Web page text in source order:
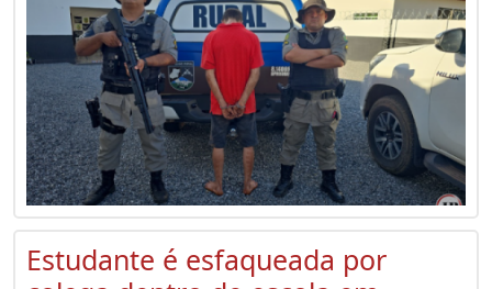
Estudante é esfaqueada por